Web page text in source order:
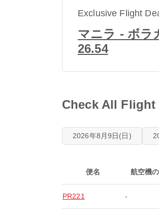
Exclusive Flight
マニラ - ボラ
26.54
Check All Flight
2026年8月9日(日)
便名 航空機
PR221 -